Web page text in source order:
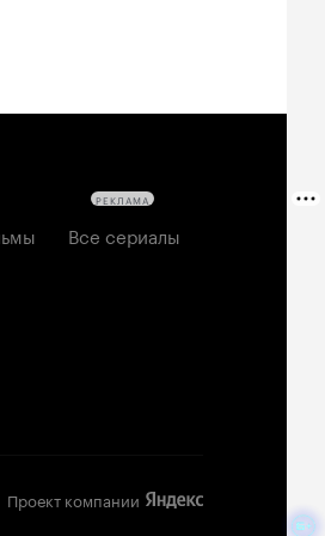
Все сериалы
Проект компании
РЕКЛАМА